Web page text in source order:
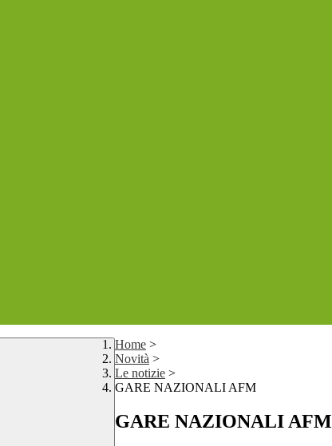
Home >
Novità >
Le notizie >
GARE NAZIONALI AFM
GARE NAZIONALI AFM